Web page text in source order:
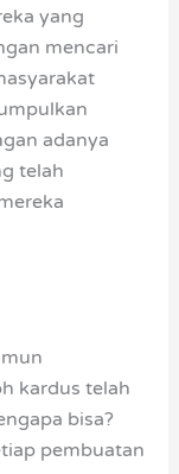
yang
mencari
adanya
telah
kardus telah
bisa?
pembuatan